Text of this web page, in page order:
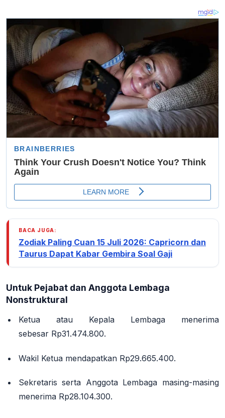
BACA JUGA:
Zodiak Paling Cuan 15 Juli 2026: Capricorn dan
Taurus Dapat Kabar Gembira Soal Gaji
Untuk Pejabat dan Anggota Lembaga
Nonstruktural
Ketua atau Kepala Lembagamenerima
sebesar Rp31.474.800.
Wakil Ketuamendapatkan Rp29.665.400.
Sekretaris serta Anggota Lembaga masing-masing
menerima Rp28.104.300.